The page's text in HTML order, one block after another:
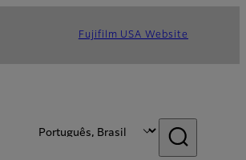
Fujifilm USA Website